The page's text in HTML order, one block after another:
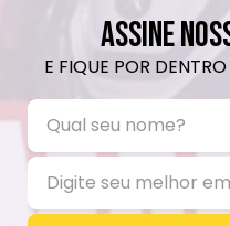
ASSINE
E FIQUE POR